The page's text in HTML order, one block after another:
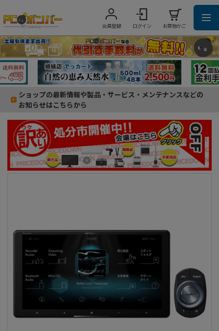
会員登録 ログイン お買物かご
ショップの最新情報や製品・サービス・メンテナンスなどの
お知らせはこちらから